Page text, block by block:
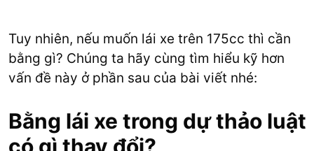
Tuy nhiên, nếu muốn lái xe trên 175cc thì cần
bằng gì? Chúng ta hãy cùng tìm hiểu kỹ hơn
vấn đề này ở phần sau của bài viết nhé:
Bằng lái xe trong dự thảo luật
có gì thay đổi?